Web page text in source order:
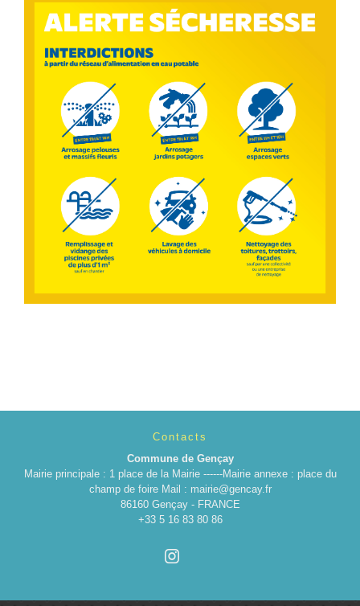
Contacts
Commune de Gençay
Mairie principale : 1 place de la Mairie ------Mairie annexe : place du
champ de foire Mail : mairie@gencay.fr
86160 Gençay - FRANCE
+33 5 16 83 80 86